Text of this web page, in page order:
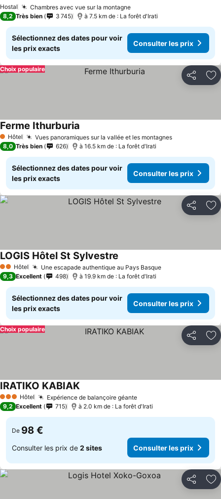
Hostal Chambres avec vue sur la montagne
8,2 Très bien 3 745 à 7.5 km de : La forêt d'Irati
Sélectionnez des dates pour voir
les prix exacts
Consulter les prix
Partager
Choix populaire
1 Étoiles
Hôtel Vues panoramiques sur la vallée et les montagnes
Ferme Ithurburia
8,0 Très bien 626 à 16.5 km de : La forêt d'Irati
Sélectionnez des dates pour voir
les prix exacts
Consulter les prix
Partager
2 Étoiles
Hôtel Une escapade authentique au Pays Basque
LOGIS Hôtel St Sylvestre
9,3 Excellent 498 à 19.9 km de : La forêt d'Irati
Sélectionnez des dates pour voir
les prix exacts
Consulter les prix
Partager
Choix populaire
3 ÉtoilesHôtel Expérience de balançoire géante
IRATIKO KABIAK
9,2 Excellent 715 à 2.0 km de : La forêt d'Irati
De 98 €
Consulter les prix de 2 sites Consulter les prix
Partager